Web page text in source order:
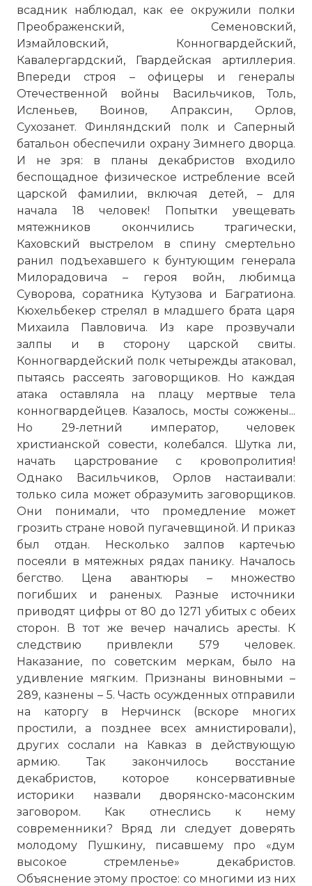
всадник наблюдал, как ее окружили полки
Преображенский, Семеновский,
Измайловский, Конногвардейский,
Кавалергардский, Гвардейская артиллерия.
Впереди строя – офицеры и генералы
Отечественной войны Васильчиков, Толь,
Исленьев, Воинов, Апраксин, Орлов,
Сухозанет. Финляндский полк и Саперный
батальон обеспечили охрану Зимнего дворца.
И не зря: в планы декабристов входило
беспощадное физическое истребление всей
царской фамилии, включая детей, – для
начала 18 человек! Попытки увещевать
мятежников окончились трагически,
Каховский выстрелом в спину смертельно
ранил подъехавшего к бунтующим генерала
Милорадовича – героя войн, любимца
Суворова, соратника Кутузова и Багратиона.
Кюхельбекер стрелял в младшего брата царя
Михаила Павловича. Из каре прозвучали
залпы и в сторону царской свиты.
Конногвардейский полк четырежды атаковал,
пытаясь рассеять заговорщиков. Но каждая
атака оставляла на плацу мертвые тела
конногвардейцев. Казалось, мосты сожжены...
Но 29-летний император, человек
христианской совести, колебался. Шутка ли,
начать царстрование с кровопролития!
Однако Васильчиков, Орлов настаивали:
только сила может образумить заговорщиков.
Они понимали, что промедление может
грозить стране новой пугачевщиной. И приказ
был отдан. Несколько залпов картечью
посеяли в мятежных рядах панику. Началось
бегство. Цена авантюры – множество
погибших и раненых. Разные источники
приводят цифры от 80 до 1271 убитых с обеих
сторон. В тот же вечер начались аресты. К
следствию привлекли 579 человек.
Наказание, по советским меркам, было на
удивление мягким. Признаны виновными –
289, казнены – 5. Часть осужденных отправили
на каторгу в Нерчинск (вскоре многих
простили, а позднее всех амнистировали),
других сослали на Кавказ в действующую
армию. Так закончилось восстание
декабристов, которое консервативные
историки назвали дворянско-масонским
заговором. Как отнеслись к нему
современники? Вряд ли следует доверять
молодому Пушкину, писавшему про «дум
высокое стремленье» декабристов.
Объяснение этому простое: со многими из них